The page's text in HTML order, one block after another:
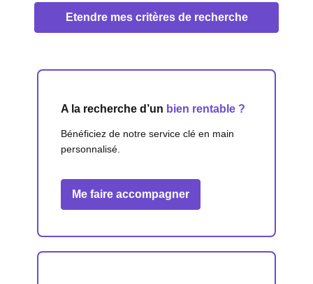
Etendre mes critères de recherche
A la recherche d’un bien rentable ?
Bénéficiez de notre service clé en main
personnalisé.
Me faire accompagner